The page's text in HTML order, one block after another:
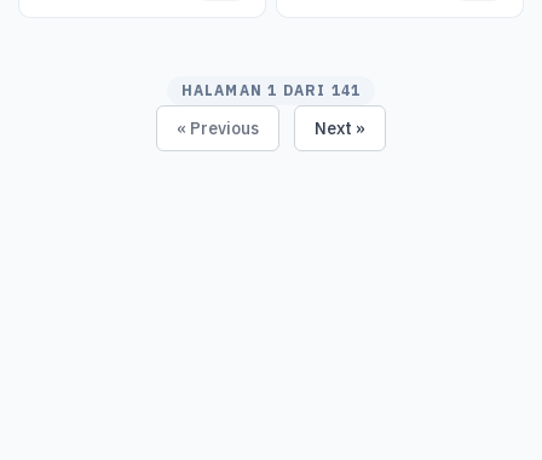
HALAMAN 1 DARI 141
« Previous Next »